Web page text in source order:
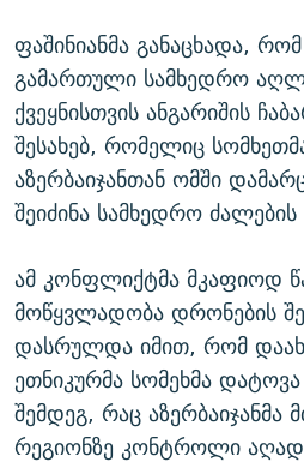
ფაშინიანმა განაცხადა,
გამართული სამხედრო
ქვეყნისთვის ანგარიშის
შესახებ, რომელიც
აზერბაიჯანთან ომში
შეიძინა სამხედრო
ამ კონფლიქტმა მკაფიოდ
მოწყვლადობა დრონების
დასრულდა იმით, რომ
ეთნიკურმა სომეხმა
შემდეგ, რაც აზერბაიჯანმა
რეგიონზე კონტროლი